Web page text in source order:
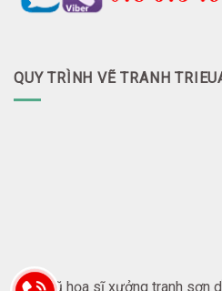
QUY TRÌNH VẼ TRANH
Đội ngũ họa sĩ xưởng tranh sơn